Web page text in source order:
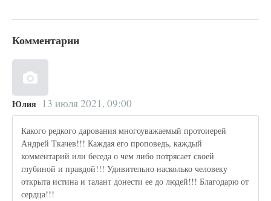
Комментарии
Юлия 13 июля 2021, 09:00
Какого редкого дарования многоуважаемый протоиерей
Андрей Ткачев!!! Каждая его проповедь, каждый
комментарий или беседа о чем либо потрясает своей
глубиной и правдой!!! Удивительно насколько человеку
открыта истина и талант донести ее до людей!!! Благодарю от
сердца!!!